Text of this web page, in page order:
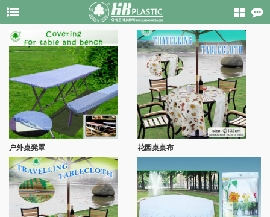
户外桌凳罩 花园桌桌布